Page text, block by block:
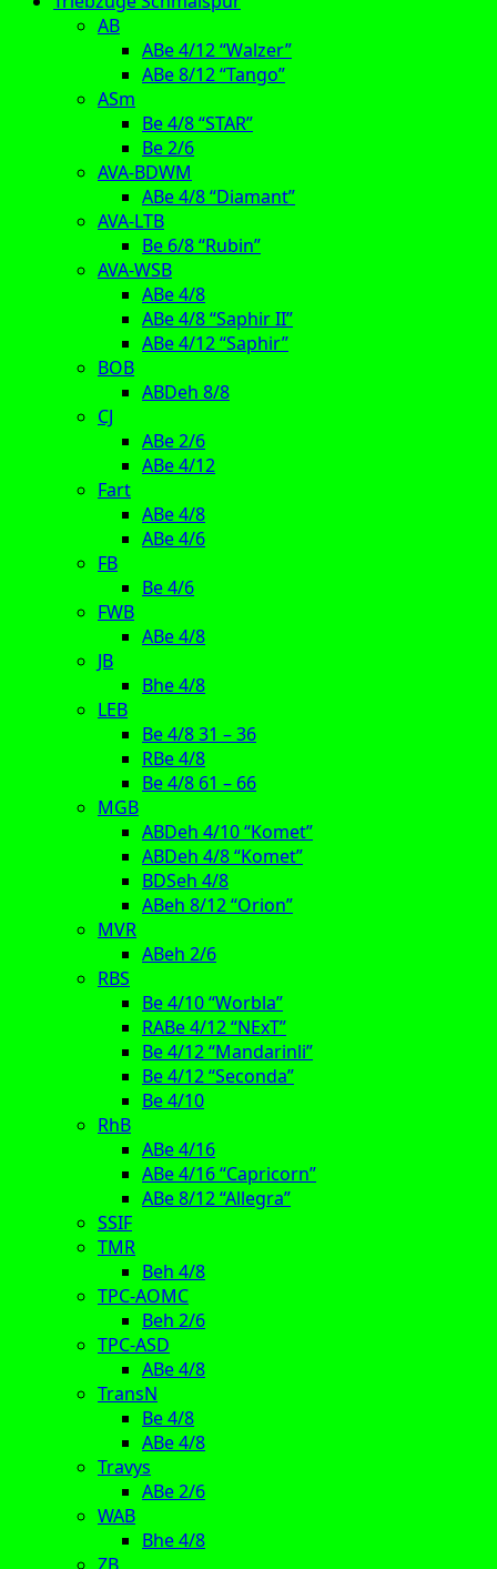
AB
ABe 4/12 “Walzer”
ABe 8/12 “Tango”
ASm
Be 4/8 “STAR”
Be 2/6
AVA-BDWM
ABe 4/8 “Diamant”
AVA-LTB
Be 6/8 “Rubin”
AVA-WSB
ABe 4/8
ABe 4/8 “Saphir II”
ABe 4/12 “Saphir”
BOB
ABDeh 8/8
CJ
ABe 2/6
ABe 4/12
Fart
ABe 4/8
ABe 4/6
FB
Be 4/6
FWB
ABe 4/8
JB
Bhe 4/8
LEB
Be 4/8 31 – 36
RBe 4/8
Be 4/8 61 – 66
MGB
ABDeh 4/10 “Komet”
ABDeh 4/8 “Komet”
BDSeh 4/8
ABeh 8/12 “Orion”
MVR
ABeh 2/6
RBS
Be 4/10 “Worbla”
RABe 4/12 “NExT”
Be 4/12 “Mandarinli”
Be 4/12 “Seconda”
Be 4/10
RhB
ABe 4/16
ABe 4/16 “Capricorn”
ABe 8/12 “Allegra”
SSIF
TMR
Beh 4/8
TPC-AOMC
Beh 2/6
TPC-ASD
ABe 4/8
TransN
Be 4/8
ABe 4/8
Travys
ABe 2/6
WAB
Bhe 4/8